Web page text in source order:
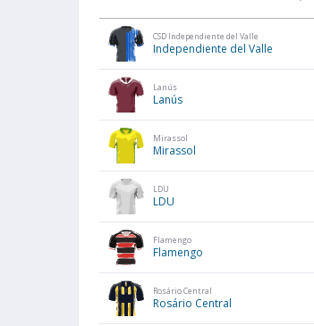
CSD Independiente del Valle
Independiente del Valle
Lanús
Lanús
Mirassol
Mirassol
LDU
LDU
Flamengo
Flamengo
Rosário Central
Rosário Central